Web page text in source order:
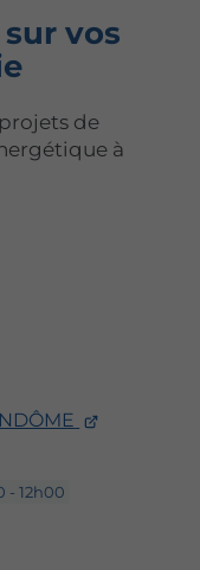
- 12h00
vos
de
à